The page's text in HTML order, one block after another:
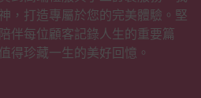
，打造專屬於您的完美體驗。堅
伴每位顧客記錄人生的重要篇
得珍藏一生的美好回憶。